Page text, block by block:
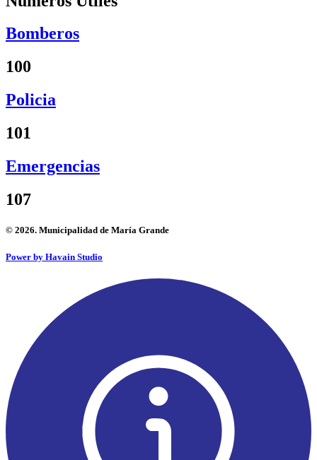
Bomberos
100
Policia
101
Emergencias
107
© 2026. Municipalidad de María Grande
Power by Havain Studio